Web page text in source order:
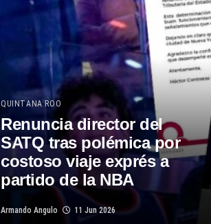
QUINTANA ROO
Renuncia director del
SATQ tras polémica por
costoso viaje exprés a
partido de la NBA
Armando Angulo 11 Jun 2026